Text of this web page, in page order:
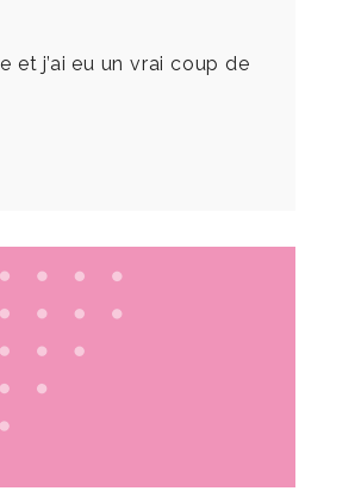
et j’ai eu un vrai coup de